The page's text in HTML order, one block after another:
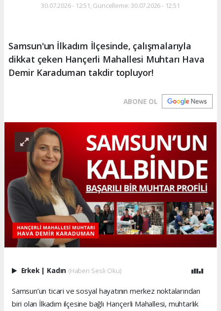
30.07.2026 - 12:51, Güncelleme: 30.07.2026 - 12:51
Samsun'un İlkadım İlçesinde, çalışmalarıyla
dikkat çeken Hançerli Mahallesi Muhtarı Hava
Demir Karaduman takdir topluyor!
ABONE OL
Erkek Kadın (Haberi Sesli Oku)
Samsun’un ticari ve sosyal hayatının merkez noktalarından
biri olan İlkadım ilçesine bağlı Hançerli Mahallesi, muhtarlık